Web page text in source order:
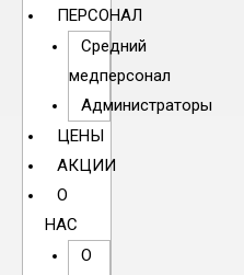
ПЕРСОНАЛ
Средний
медперсонал
Администраторы
ЦЕНЫ
АКЦИИ
О
НАС
О